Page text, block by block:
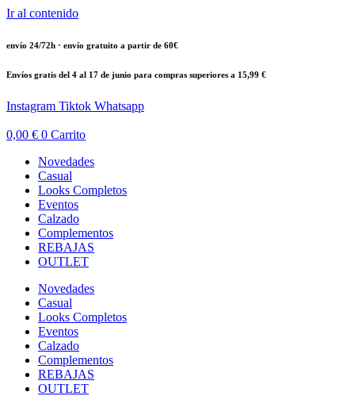
Ir al contenido
envío 24/72h · envío gratuito a partir de 60€
Envíos gratis del 4 al 17 de junio para compras superiores a 15,99 €
Instagram Tiktok Whatsapp
0,00 € 0 Carrito
Novedades
Casual
Looks Completos
Eventos
Calzado
Complementos
REBAJAS
OUTLET
Novedades
Casual
Looks Completos
Eventos
Calzado
Complementos
REBAJAS
OUTLET